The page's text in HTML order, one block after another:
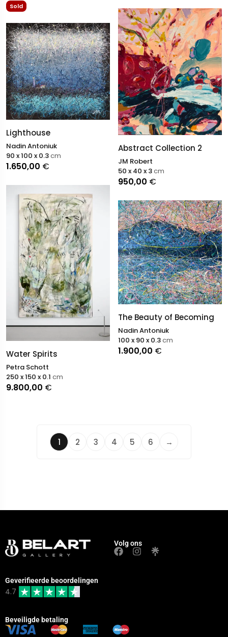
Sold
Lighthouse
Nadin Antoniuk
1.650,00 €
90 x 100 x 0.3cm
Water Spirits
Petra Schott
9.800,00 €
250 x 150 x 0.1 cm
Abstract Collection 2
JM Robert
950,00 €
50 x 40 x 3cm
The Beauty of Becoming
Nadin Antoniuk
1.900,00 €
100 x 90 x 0.3cm
1 2 3 4 5 6 →
Volg ons
Geverifieerde beoordelingen
4.7
Beveiligde betaling